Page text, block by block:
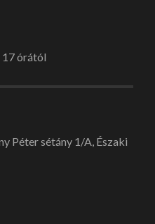
órától
Péter sétány 1/A, Északi